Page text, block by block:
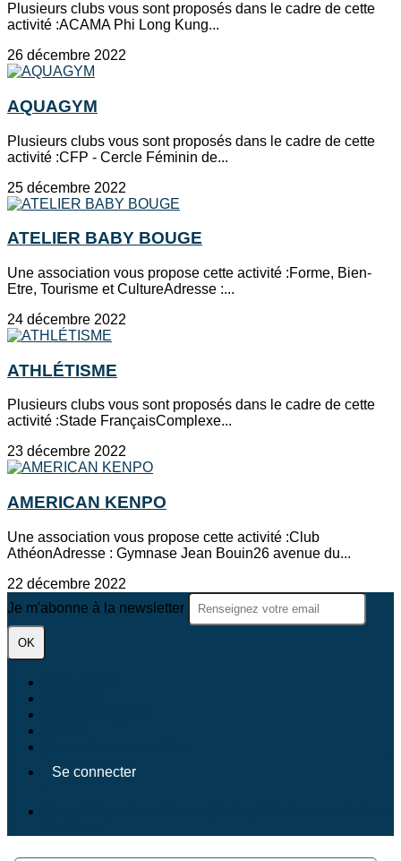
Plusieurs clubs vous sont proposés dans le cadre de cette
activité :ACAMA Phi Long Kung...
26 décembre 2022
AQUAGYM
Plusieurs clubs vous sont proposés dans le cadre de cette
activité :CFP - Cercle Féminin de...
25 décembre 2022
ATELIER BABY BOUGE
Une association vous propose cette activité :Forme, Bien-
Etre, Tourisme et CultureAdresse :...
24 décembre 2022
ATHLÉTISME
Plusieurs clubs vous sont proposés dans le cadre de cette
activité :Stade FrançaisComplexe...
23 décembre 2022
AMERICAN KENPO
Une association vous propose cette activité :Club
AthéonAdresse : Gymnase Jean Bouin26 avenue du...
22 décembre 2022
Je m'abonne à la newsletter
OK
Se connecter